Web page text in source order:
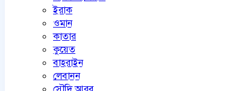
ইরাক
ওমান
কাতার
কুয়েত
বাহরাইন
লেবানন